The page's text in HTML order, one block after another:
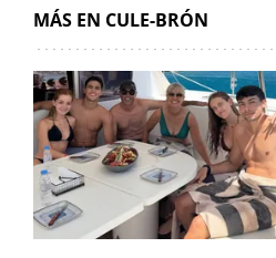
MÁS EN CULE-BRÓN